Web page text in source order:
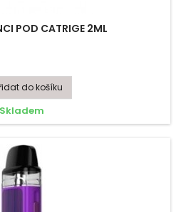
POD CATRIGE 2ML
do košíku
Skladem